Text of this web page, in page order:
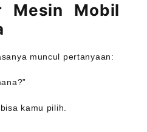
Mesin Mobil
muncul pertanyaan:
kamu pilih.